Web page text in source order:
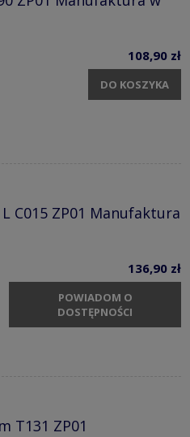
108,90 zł
DO KOSZYKA
C015 ZP01 Manufaktura
136,90 zł
POWIADOM O
DOSTĘPNOŚCI
T131 ZP01